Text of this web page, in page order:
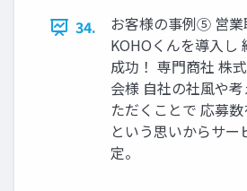
34.
お客様の事例⑤ 営業
KOHOくんを導⼊し
成功！ 専⾨商社 株
会様 ⾃社の社⾵や
ただくことで 応募
という思いからサー
定。